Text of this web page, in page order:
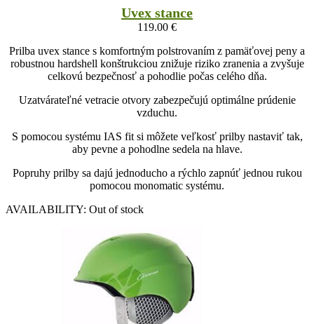
Uvex stance
119.00 €
Prilba uvex stance s komfortným polstrovaním z pamäťovej peny a
robustnou hardshell konštrukciou znižuje riziko zranenia a zvyšuje
celkovú bezpečnosť a pohodlie počas celého dňa.
Uzatvárateľné vetracie otvory zabezpečujú optimálne prúdenie
vzduchu.
S pomocou systému IAS fit si môžete veľkosť prilby nastaviť tak,
aby pevne a pohodlne sedela na hlave.
Popruhy prilby sa dajú jednoducho a rýchlo zapnúť jednou rukou
pomocou monomatic systému.
AVAILABILITY: Out of stock